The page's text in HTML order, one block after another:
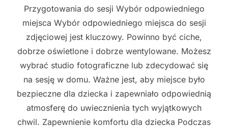
Przygotowania do sesji Wybór odpowiedniego
miejsca Wybór odpowiedniego miejsca do sesji
zdjęciowej jest kluczowy. Powinno być ciche,
dobrze oświetlone i dobrze wentylowane. Możesz
wybrać studio fotograficzne lub zdecydować się
na sesję w domu. Ważne jest, aby miejsce było
bezpieczne dla dziecka i zapewniało odpowiednią
atmosferę do uwiecznienia tych wyjątkowych
chwil. Zapewnienie komfortu dla dziecka Podczas